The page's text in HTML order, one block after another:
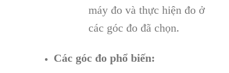
máy đo và thực hiện đo ở
các góc đo đã chọn.
Các góc đo phổ biến: